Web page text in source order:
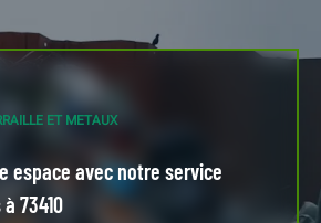
ET METAUX
espace avec notre service
73410